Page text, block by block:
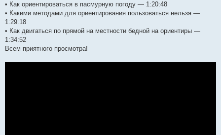
• Как ориентироваться в пасмурную погоду — 1:20:48
• Какими методами для ориентирования пользоваться нельзя —
1:29:18
• Как двигаться по прямой на местности бедной на ориентиры —
1:34:52
Всем приятного просмотра!